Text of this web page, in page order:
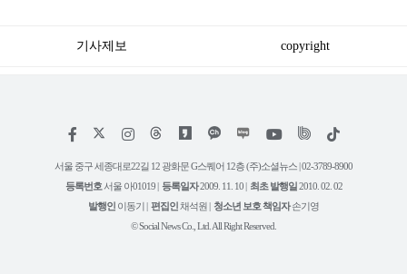
기사제보 copyright
페
스
북
인
타
그
램
위
트
리
유
튜
틱
서울 중구 세종대로22길 12 광화문 G스퀘어 12층 (주)소셜뉴스 | 02-3789-8900
등록번호 서울 아01019 | 등록일자2009. 11. 10 | 최초 발행일2010. 02. 02
발행인 이동기 | 편집인채석원 | 청소년 보호 책임자손기영
© Social News Co., Ltd. All Right Reserved.